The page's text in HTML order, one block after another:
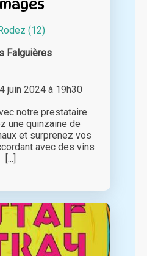
Rodez (12)
Falguières
juin 2024 à 19h30
notre prestataire
une quinzaine de
et surprenez vos
avec des vins
[...]